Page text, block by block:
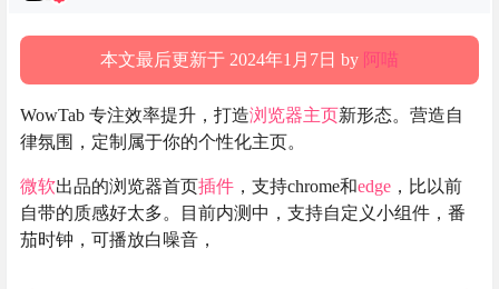
本文最后更新于 2024年1月7日 by 阿喵
WowTab 专注效率提升，打造浏览器主页新形态。营造自
律氛围，定制属于你的个性化主页。
微软出品的浏览器首页插件 ，支持chrome和edge ，比以前
自带的质感好太多。目前内测中，支持自定义小组件，番
茄时钟，可播放白噪音，